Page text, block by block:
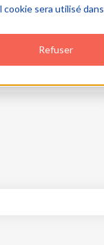
sera utilisé dans
Refuser